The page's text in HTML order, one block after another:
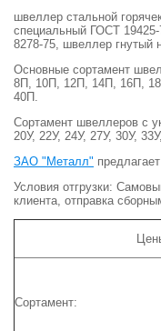
швеллер стальной
специальный ГОСТ
8278-75, швеллер гнутый
Основные сортамент
8П, 10П, 12П, 14П, 16П,
40П.
Сортамент швеллеров с
20У, 22У, 24У, 27У, 30У,
ЗАО "Металл"
Условия отгрузки:
клиента, отправка
Сортамент: